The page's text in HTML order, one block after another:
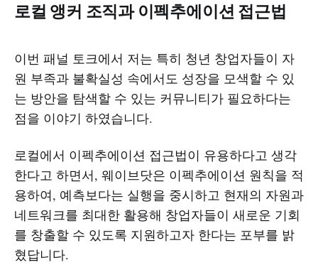
로컬 앵커 조직과 이펙추에이션 접근법
이번 패널 토크에서 저는 특히 청년 창업자들이 자
원 부족과 불확실성 속에서도 성장을 모색할 수 있
는 방안을 탐색할 수 있는 커뮤니티가 필요하다는
점을 이야기 하였습니다.
로컬에서 이펙추에이션 접근법이 유용하다고 생각
한다고 하면서, 웨이브닷은 이펙추에이션 원칙을 적
용하여, 예측보다는 실행을 중시하고 현재의 자원과
네트워크를 최대한 활용해 창업자들이 새로운 기회
를 창출할 수 있도록 지원하고자 한다는 포부를 밝
혔답니다.